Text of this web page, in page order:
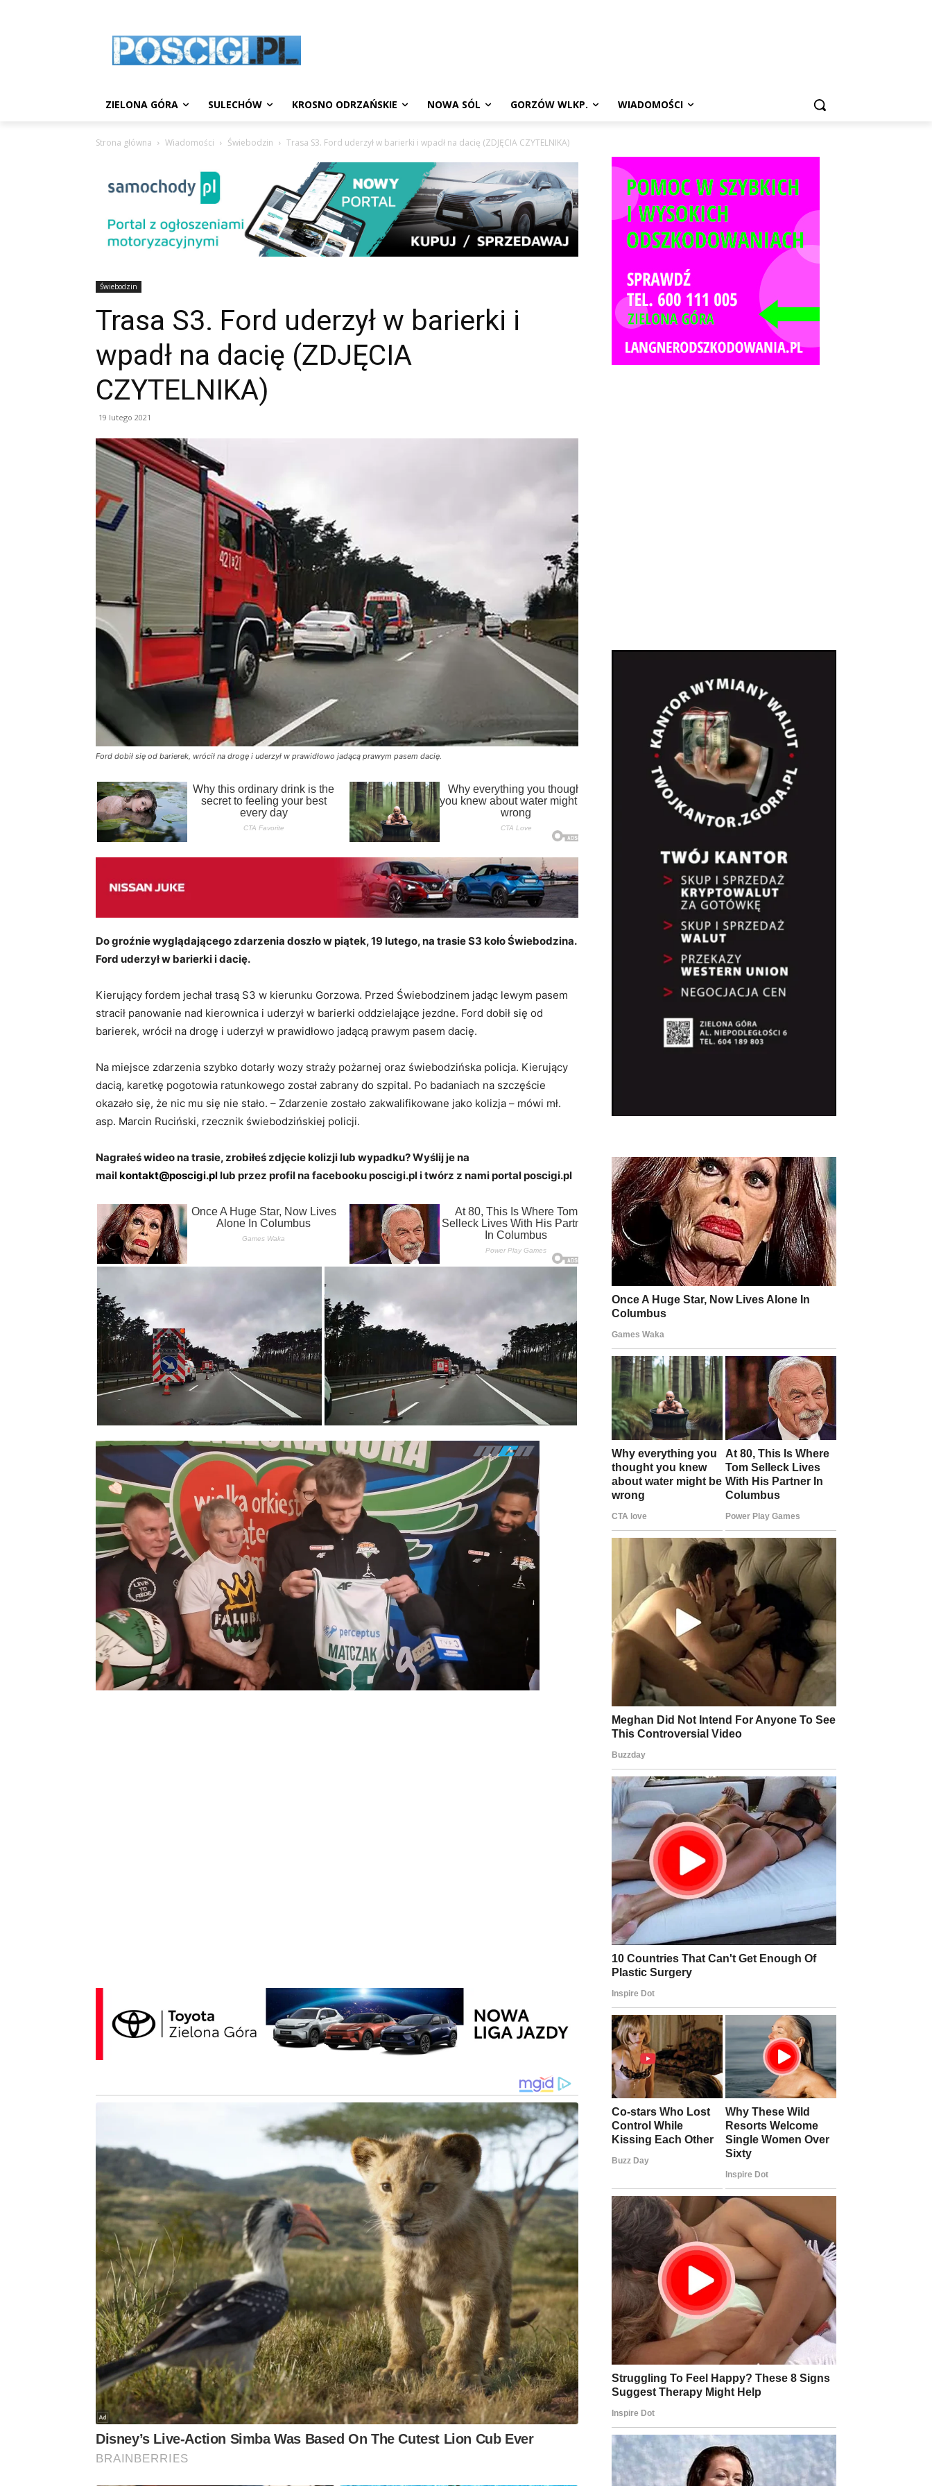
ZIELONA GÓRA SULECHÓW KROSNO ODRZAŃSKIE NOWA SÓL GORZÓW WLKP. WIADOMOŚCI
Strona główna Wiadomości Świebodzin Trasa S3. Ford uderzył w barierki i wpadł na dacię (ZDJĘCIA CZYTELNIKA)
Świebodzin
Trasa S3. Ford uderzył w barierki i
wpadł na dacię (ZDJĘCIA
CZYTELNIKA)
19 lutego 2021
Ford dobił się od barierek, wrócił na drogę i uderzył w prawidłowo jadącą prawym pasem dacię.
Do groźnie wyglądającego zdarzenia doszło w piątek, 19 lutego, na trasie S3 koło Świebodzina.
Ford uderzył w barierki i dacię.
Kierujący fordem jechał trasą S3 w kierunku Gorzowa. Przed Świebodzinem jadąc lewym pasem
stracił panowanie nad kierownica i uderzył w barierki oddzielające jezdne. Ford dobił się od
barierek, wrócił na drogę i uderzył w prawidłowo jadącą prawym pasem dacię.
Na miejsce zdarzenia szybko dotarły wozy straży pożarnej oraz świebodzińska policja. Kierujący
dacią, karetkę pogotowia ratunkowego został zabrany do szpital. Po badaniach na szczęście
okazało się, że nic mu się nie stało. – Zdarzenie zostało zakwalifikowane jako kolizja – mówi mł.
asp. Marcin Ruciński, rzecznik świebodzińskiej policji.
Nagrałeś wideo na trasie, zrobiłeś zdjęcie kolizji lub wypadku? Wyślij je na
mailkontakt@poscigi.pllub przez profil na facebooku poscigi.pl i twórz z nami portal poscigi.pl